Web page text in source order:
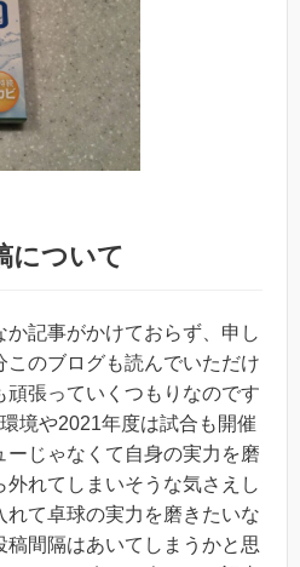
について
記事がかけておらず、申し
のブログも読んでいただけ
頑張っていくつもりなのです
境や2021年度は試合も開催
ーじゃなくて自身の実力を磨
れてしまいそうな気さえし
れて卓球の実力を磨きたいな
稿間隔はあいてしまうかと思